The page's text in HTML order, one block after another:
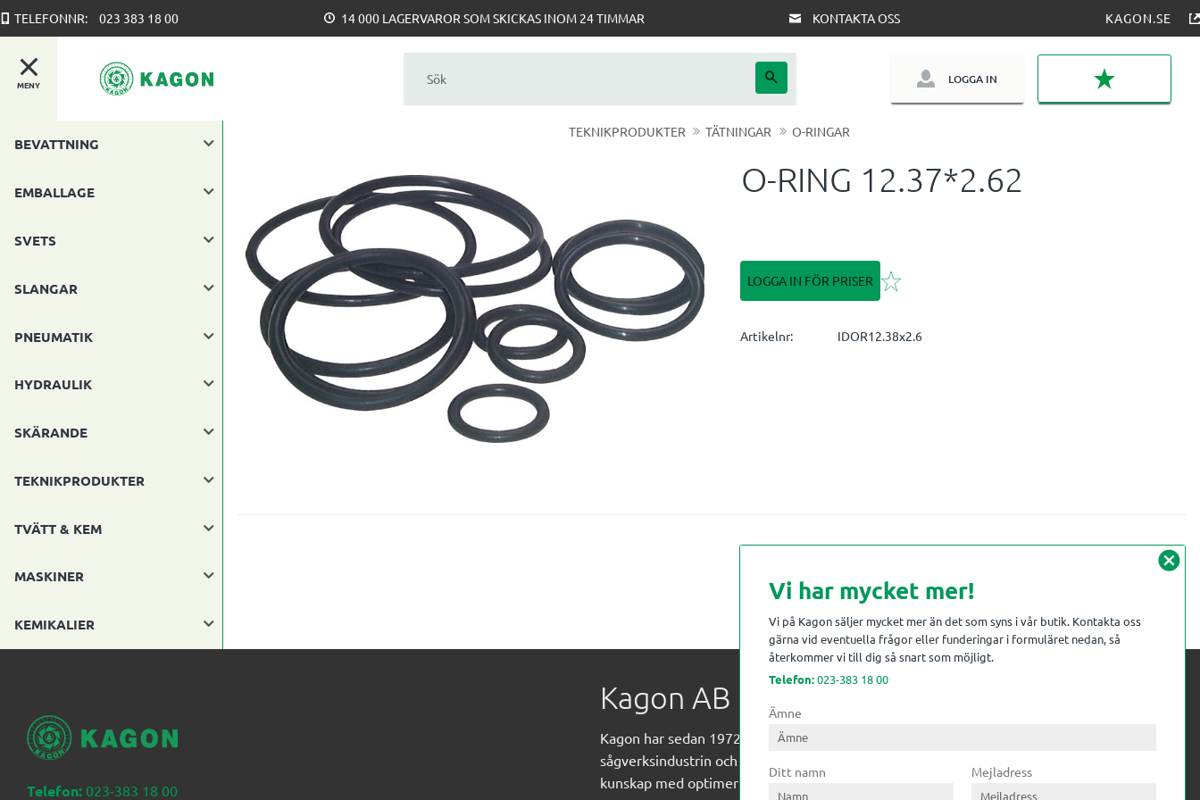
TELEFONNR: 023 383 18 00 14 000 LAGERVAROR SOM SKICKAS INOM 24 TIMMAR KONTAKTA OSS KAGON.SE
MENY LOGGA IN
TEKNIKPRODUKTER TÄTNINGAR O-RINGAR
O-RING 12.37*2.62
LOGGA IN FÖR PRISER Lägg till i favoriter
Artikelnr IDOR12.38x2.6
BEVATTNING
EMBALLAGE
SVETS
SLANGAR
PNEUMATIK
HYDRAULIK
SKÄRANDE
TEKNIKPRODUKTER
TVÄTT & KEM
MASKINER
KEMIKALIER
Telefon: 023-383 18 00
Kagon AB
Kagon har sedan 1972 levererat kompetens till
sågverksindustrin och övrig industri. Till träindustrin tillför vi
kunskap med optimeringslösningar från timmerplanen hela
cancel
Vi har mycket mer!
Vi på Kagon säljer mycket mer än det som syns i vår butik. Kontakta oss
gärna vid eventuella frågor eller funderingar i formuläret nedan, så
återkommer vi till dig så snart som möjligt.
Telefon:023-383 18 00
Ämne
Ditt namn Mejladress